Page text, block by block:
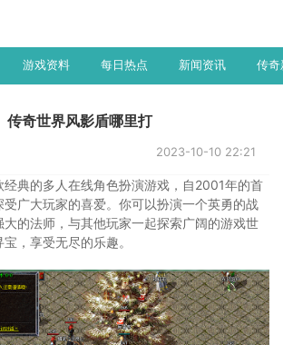
游戏资料 每日热点 新闻资讯 传奇
传奇世界风影盾哪里打
2023-10-10 22:21
经典的多人在线角色扮演游戏，自2001年的首
受广大玩家的喜爱。你可以扮演一个英勇的战
的法师，与其他玩家一起探索广阔的游戏世
，享受无尽的乐趣。